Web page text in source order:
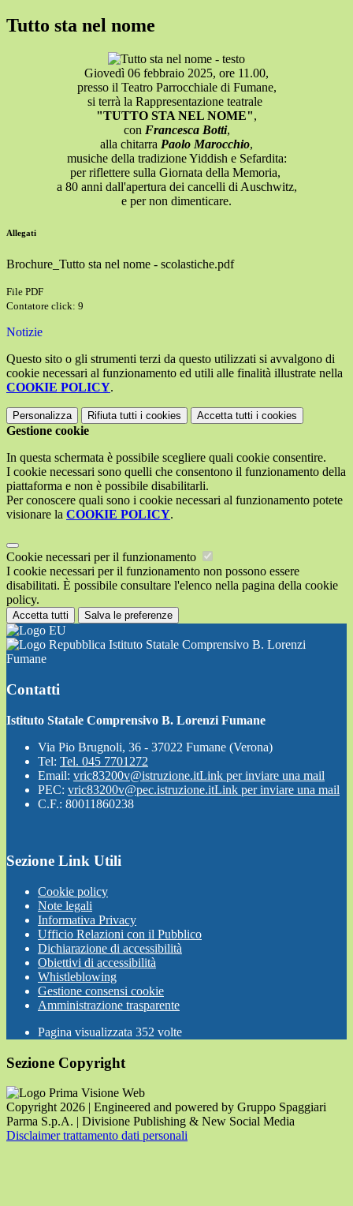
Tutto sta nel nome
Giovedì 06 febbraio 2025, ore 11.00,
presso il Teatro Parrocchiale di Fumane,
si terrà la Rappresentazione teatrale
"TUTTO STA NEL NOME",
con Francesca Botti,
alla chitarra Paolo Marocchio,
musiche della tradizione Yiddish e Sefardita:
per riflettere sulla Giornata della Memoria,
a 80 anni dall'apertura dei cancelli di Auschwitz,
e per non dimenticare.
Allegati
Brochure_Tutto sta nel nome - scolastiche.pdf
File PDF
Contatore click: 9
Notizie
Questo sito o gli strumenti terzi da questo utilizzati si avvalgono di
cookie necessari al funzionamento ed utili alle finalità illustrate nella
COOKIE POLICY.
Personalizza Rifiuta tutti i cookies Accetta tutti i cookies
Gestione cookie
In questa schermata è possibile scegliere quali cookie consentire.
I cookie necessari sono quelli che consentono il funzionamento della
piattaforma e non è possibile disabilitarli.
Per conoscere quali sono i cookie necessari al funzionamento potete
visionare la COOKIE POLICY.
Cookie necessari per il funzionamento
I cookie necessari per il funzionamento non possono essere
disabilitati. È possibile consultare l'elenco nella pagina della cookie
policy.
Accetta tutti Salva le preferenze
Istituto Statale Comprensivo B. Lorenzi
Fumane
Contatti
Istituto Statale Comprensivo B. Lorenzi Fumane
Via Pio Brugnoli, 36 - 37022 Fumane (Verona)
Tel: Tel. 045 7701272
Email: vric83200v@istruzione.itLink per inviare una mail
PEC: vric83200v@pec.istruzione.itLink per inviare una mail
C.F.: 80011860238
Sezione Link Utili
Cookie policy
Note legali
Informativa Privacy
Ufficio Relazioni con il Pubblico
Dichiarazione di accessibilità
Obiettivi di accessibilità
Whistleblowing
Gestione consensi cookie
Amministrazione trasparente
Pagina visualizzata 352 volte
Sezione Copyright
Copyright 2026 | Engineered and powered by Gruppo Spaggiari
Parma S.p.A. | Divisione Publishing & New Social Media
Disclaimer trattamento dati personali